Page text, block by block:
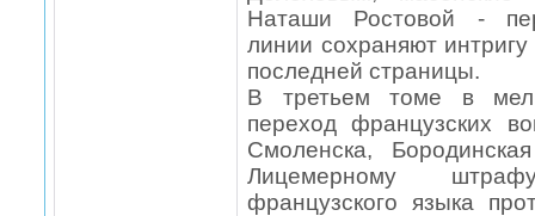
Наташи Ростовой -
линии сохраняют
последней страницы.
В третьем томе в
переход французских
Смоленска,
Лицемерному
французского языка